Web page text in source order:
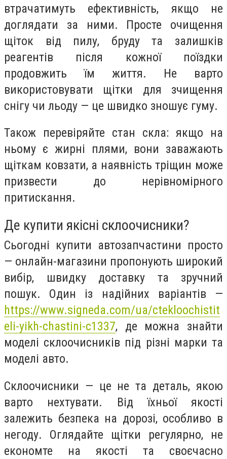
втрачатимуть ефективність, якщо не
доглядати за ними. Просте очищення
щіток від пилу, бруду та залишків
реагентів після кожної поїздки
продовжить їм життя. Не варто
використовувати щітки для зчищення
снігу чи льоду — це швидко зношує гуму.
Також перевіряйте стан скла: якщо на
ньому є жирні плями, вони заважають
щіткам ковзати, а наявність тріщин може
призвести до нерівномірного
притискання.
Де купити якісні склоочисники?
Сьогодні купити автозапчастини просто
— онлайн-магазини пропонують широкий
вибір, швидку доставку та зручний
пошук. Один із надійних варіантів —
https://www.signeda.com/ua/ctekloochistit
eli-yikh-chastini-c1337, де можна знайти
моделі склоочисників під різні марки та
моделі авто.
Склоочисники — це не та деталь, якою
варто нехтувати. Від їхньої якості
залежить безпека на дорозі, особливо в
негоду. Оглядайте щітки регулярно, не
економте на якості та своєчасно